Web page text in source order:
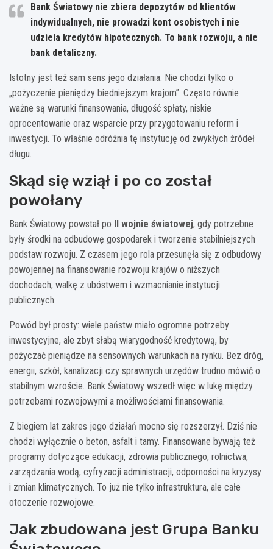
Bank Światowy nie zbiera depozytów od klientów
indywidualnych, nie prowadzi kont osobistych i nie
udziela kredytów hipotecznych. To bank rozwoju, a nie
bank detaliczny.
Istotny jest też sam sens jego działania. Nie chodzi tylko o
„pożyczenie pieniędzy biedniejszym krajom”. Często równie
ważne są warunki finansowania, długość spłaty, niskie
oprocentowanie oraz wsparcie przy przygotowaniu reform i
inwestycji. To właśnie odróżnia tę instytucję od zwykłych źródeł
długu.
Skąd się wziął i po co został
powołany
Bank Światowy powstał po II wojnie światowej, gdy potrzebne
były środki na odbudowę gospodarek i tworzenie stabilniejszych
podstaw rozwoju. Z czasem jego rola przesunęła się z odbudowy
powojennej na finansowanie rozwoju krajów o niższych
dochodach, walkę z ubóstwem i wzmacnianie instytucji
publicznych.
Powód był prosty: wiele państw miało ogromne potrzeby
inwestycyjne, ale zbyt słabą wiarygodność kredytową, by
pożyczać pieniądze na sensownych warunkach na rynku. Bez dróg,
energii, szkół, kanalizacji czy sprawnych urzędów trudno mówić o
stabilnym wzroście. Bank Światowy wszedł więc w lukę między
potrzebami rozwojowymi a możliwościami finansowania.
Z biegiem lat zakres jego działań mocno się rozszerzył. Dziś nie
chodzi wyłącznie o beton, asfalt i tamy. Finansowane bywają też
programy dotyczące edukacji, zdrowia publicznego, rolnictwa,
zarządzania wodą, cyfryzacji administracji, odporności na kryzysy
i zmian klimatycznych. To już nie tylko infrastruktura, ale całe
otoczenie rozwojowe.
Jak zbudowana jest Grupa Banku